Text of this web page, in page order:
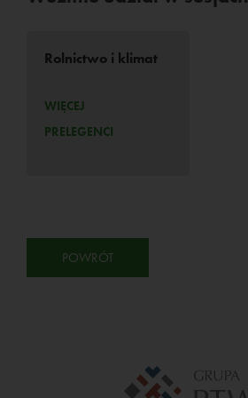
Rolnictwo i klimat
WIĘCEJ
PRELEGENCI
POWRÓT